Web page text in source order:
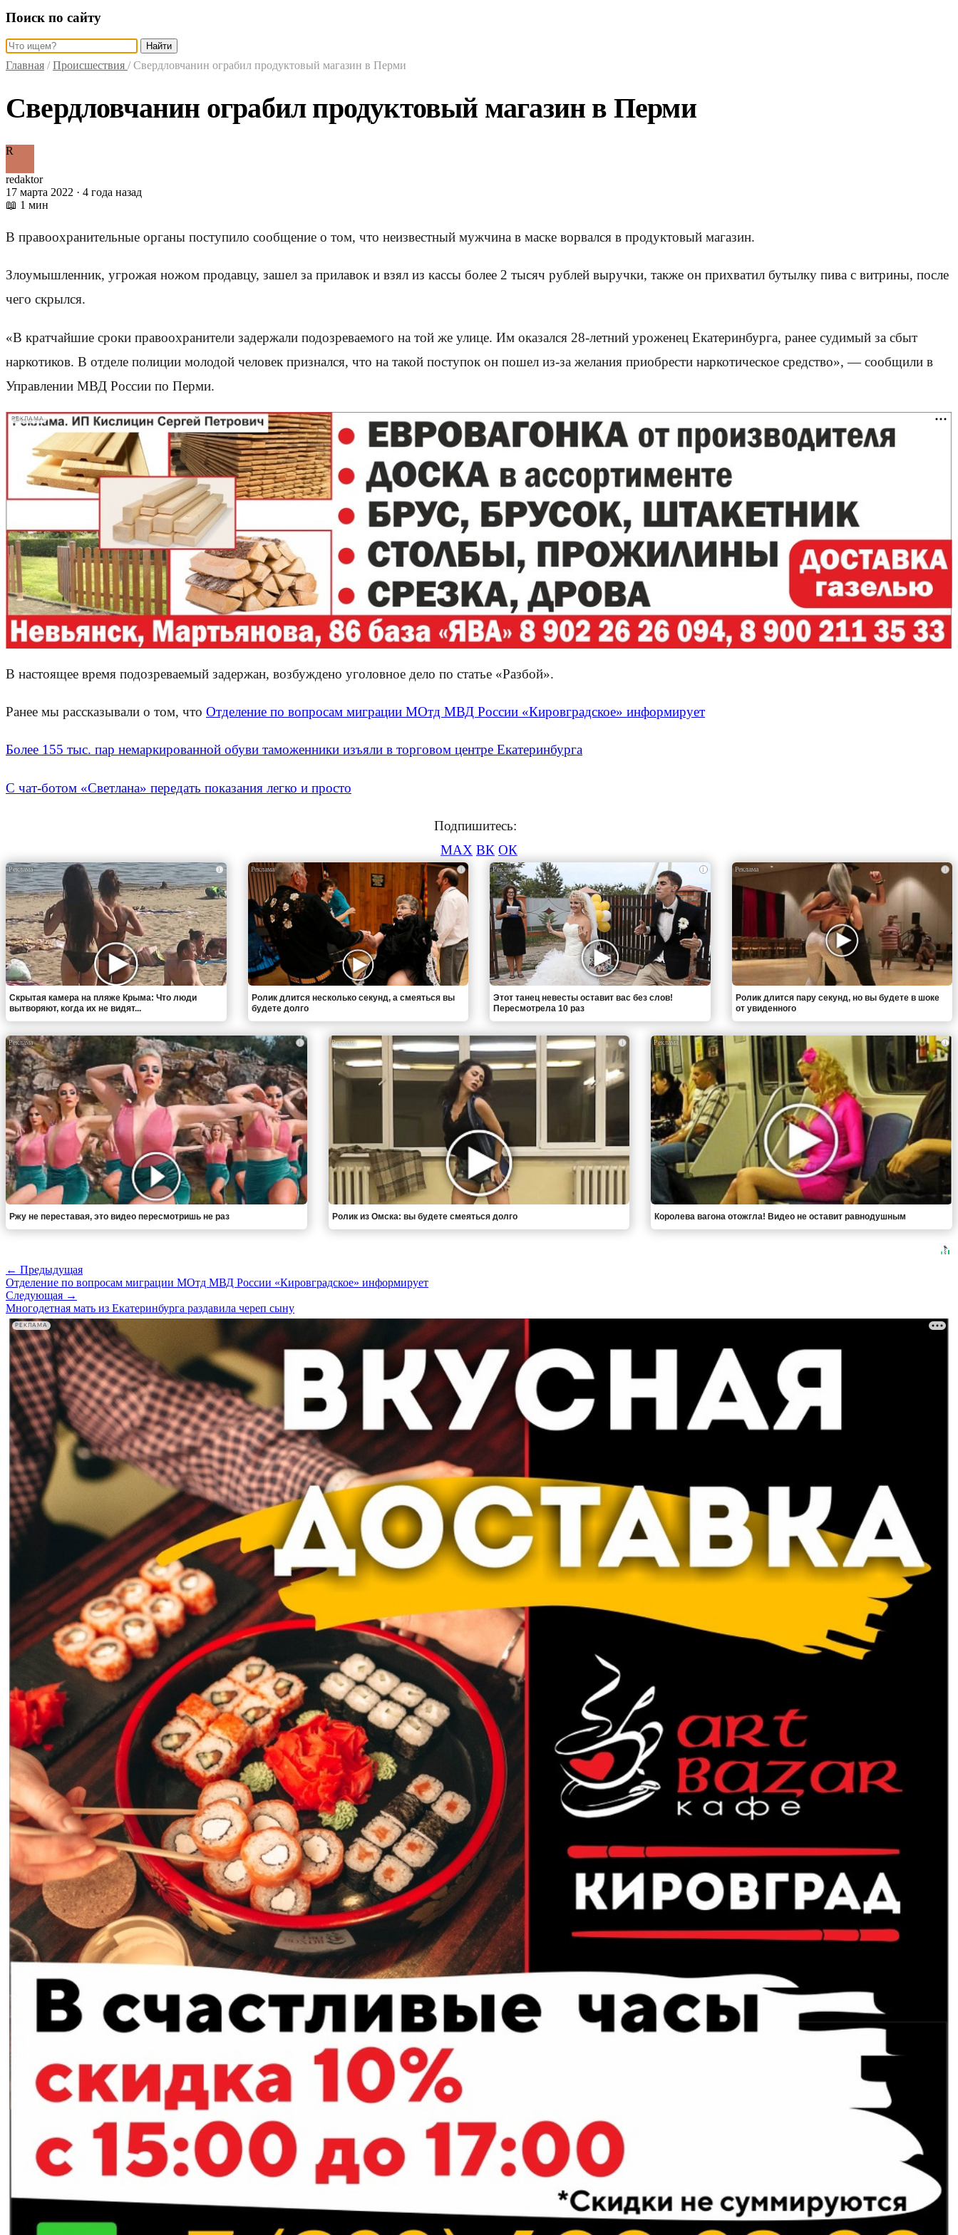
Поиск по сайту
Найти
Главная / Происшествия / Свердловчанин ограбил продуктовый магазин в Перми
Свердловчанин ограбил продуктовый магазин в Перми
R
redaktor
17 марта 2022 · 4 года назад
📖 1 мин
В правоохранительные органы поступило сообщение о том, что неизвестный мужчина в маске ворвался в продуктовый магазин.
Злоумышленник, угрожая ножом продавцу, зашел за прилавок и взял из кассы более 2 тысяч рублей выручки, также он прихватил бутылку пива с витрины, после
чего скрылся.
«В кратчайшие сроки правоохранители задержали подозреваемого на той же улице. Им оказался 28-летний уроженец Екатеринбурга, ранее судимый за сбыт
наркотиков. В отделе полиции молодой человек признался, что на такой поступок он пошел из-за желания приобрести наркотическое средство», — сообщили в
Управлении МВД России по Перми.
РЕКЛАМА
В настоящее время подозреваемый задержан, возбуждено уголовное дело по статье «Разбой».
Ранее мы рассказывали о том, что Отделение по вопросам миграции МОтд МВД России «Кировградское» информирует
Более 155 тыс. пар немаркированной обуви таможенники изъяли в торговом центре Екатеринбурга
С чат-ботом «Светлана» передать показания легко и просто
Подпишитесь:
MAX ВК ОК
i
Скрытая камера на пляже Крыма: Что люди
вытворяют, когда их не видят...
i
Ролик длится несколько секунд, а смеяться вы
будете долго
i
Этот танец невесты оставит вас без слов!
Пересмотрела 10 раз
i
Ролик длится пару секунд, но вы будете в шоке
от увиденного
i
Ржу не переставая, это видео пересмотришь не раз
i
Ролик из Омска: вы будете смеяться долго
i
Королева вагона отожгла! Видео не оставит равнодушным
← Предыдущая
Отделение по вопросам миграции МОтд МВД России «Кировградское» информирует
Следующая →
Многодетная мать из Екатеринбурга раздавила череп сыну
РЕКЛАМА